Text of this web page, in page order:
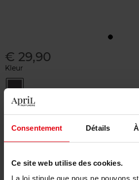
Consentement Détails
Ce site web utilise des cookies.
La loi stipule que nous ne pouvons
€ 29,90
Kleur
Ash
Brown
Aantal
1
Dit artikel is momenteel niet